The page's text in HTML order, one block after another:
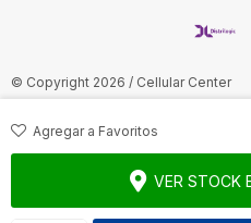
VER STOCK
© Copyright 2026 / Cellular Center